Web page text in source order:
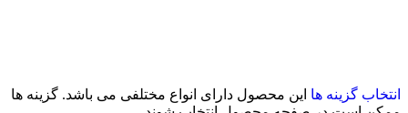
انتخاب گزینه ها این محصول دارای انواع مختلفی می باشد. گزینه ها